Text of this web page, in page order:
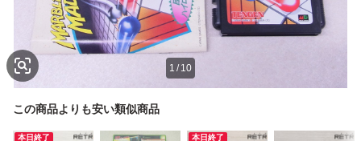
1 / 10
この商品よりも安い類似商品
本日終了 本日終了